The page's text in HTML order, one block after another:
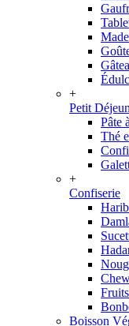
+
Petit
Pâte
Thé
+
Confiserie
Boisson